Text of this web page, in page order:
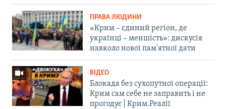
ПРАВА ЛЮДИНИ
«Крим – єдиний регіон, де
українці – меншість»: дискусія
навколо нової пам'ятної дати
ВІДЕО
Блокада без сухопутної операції:
Крим сам себе не заправить і не
прогодує | Крим.Реалії